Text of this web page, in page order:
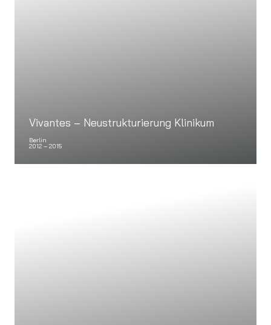
Vivantes – Neustrukturierung Klinikum
Berlin
2012 – 2015